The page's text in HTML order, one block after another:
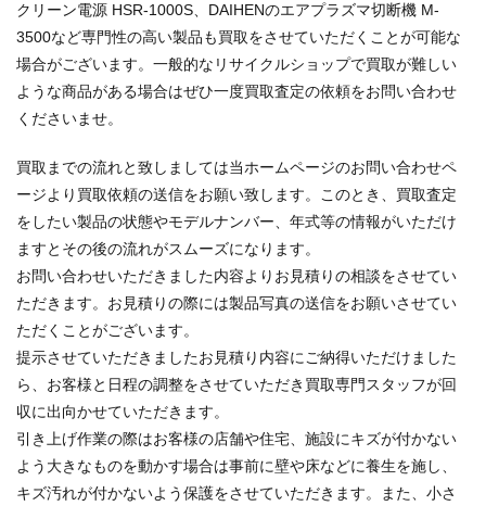
クリーン電源 HSR-1000S、DAIHENのエアプラズマ切断機 M-
3500など専門性の高い製品も買取をさせていただくことが可能な
場合がございます。一般的なリサイクルショップで買取が難しい
ような商品がある場合はぜひ一度買取査定の依頼をお問い合わせ
くださいませ。
買取までの流れと致しましては当ホームページのお問い合わせペ
ージより買取依頼の送信をお願い致します。このとき、買取査定
をしたい製品の状態やモデルナンバー、年式等の情報がいただけ
ますとその後の流れがスムーズになります。
お問い合わせいただきました内容よりお見積りの相談をさせてい
ただきます。お見積りの際には製品写真の送信をお願いさせてい
ただくことがございます。
提示させていただきましたお見積り内容にご納得いただけました
ら、お客様と日程の調整をさせていただき買取専門スタッフが回
収に出向かせていただきます。
引き上げ作業の際はお客様の店舗や住宅、施設にキズが付かない
よう大きなものを動かす場合は事前に壁や床などに養生を施し、
キズ汚れが付かないよう保護をさせていただきます。また、小さ